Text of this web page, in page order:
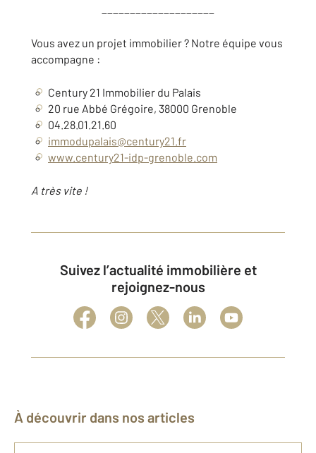
Vous avez un projet immobilier ? Notre équipe vous
accompagne :
Century 21 Immobilier du Palais
20 rue Abbé Grégoire, 38000 Grenoble
04.28.01.21.60
immodupalais@century21.fr
www.century21-idp-grenoble.com
A très vite !
Suivez l’actualité immobilière et
rejoignez-nous
À découvrir dans nos articles